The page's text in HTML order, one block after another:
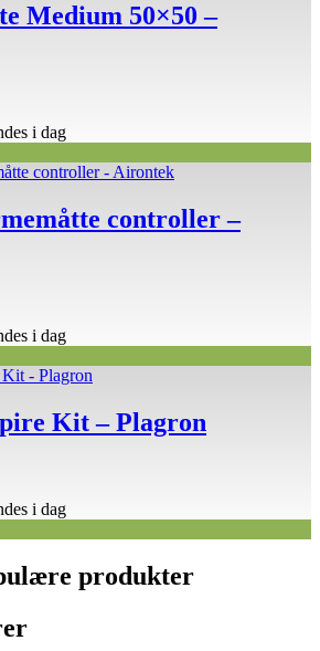
Medium 50×50 –
i dag
controller –
i dag
Kit – Plagron
i dag
produkter